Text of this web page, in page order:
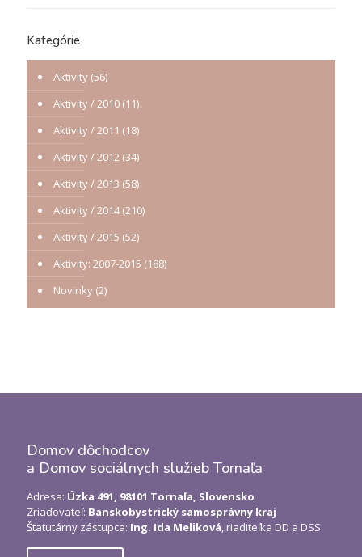
Kategórie
Aktivity (56)
Aktivity / 2010 (11)
Aktivity / 2011 (18)
Aktivity / 2012 (34)
Aktivity / 2013 (58)
Aktivity / 2014(210)
Aktivity / 2015 (52)
Aktivity: 2007-2015 (188)
Novinky (2)
Domov dôchodcov
a Domov sociálnych služieb Tornaľa
Adresa: Úzka 491, 98101 Tornaľa, Slovensko
Zriaďovateľ: Banskobystrický samosprávny kraj
Štatutárny zástupca: Ing. Ida Meliková, riaditeľka DD a DSS